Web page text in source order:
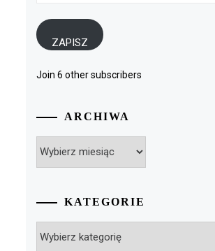
ZAPISZ
Join 6 other subscribers
ARCHIWA
KATEGORIE